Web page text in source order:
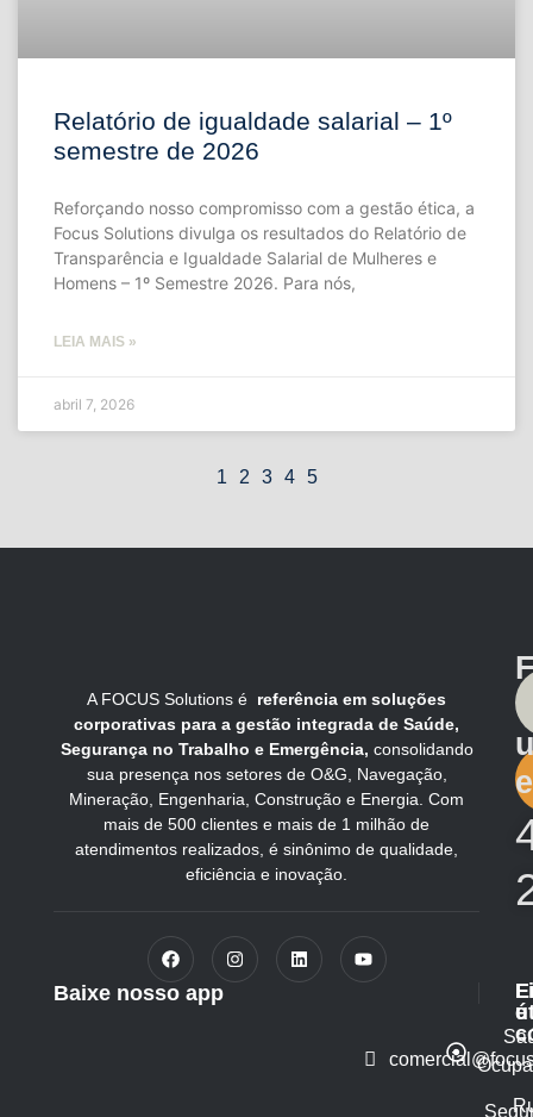
Relatório de igualdade salarial – 1º
semestre de 2026
Reforçando nosso compromisso com a gestão ética, a
Focus Solutions divulga os resultados do Relatório de
Transparência e Igualdade Salarial de Mulheres e
Homens – 1º Semestre 2026. Para nós,
LEIA MAIS »
abril 7, 2026
1 2 3 4 5
A FOCUS Solutions é referência em soluções
corporativas para a gestão integrada de Saúde,
Segurança no Trabalho e Emergência, consolidando
sua presença nos setores de O&G, Navegação,
Mineração, Engenharia, Construção e Energia. Com
mais de 500 clientes e mais de 1 milhão de
atendimentos realizados, é sinônimo de qualidade,
eficiência e inovação.
Baixe nosso app
e